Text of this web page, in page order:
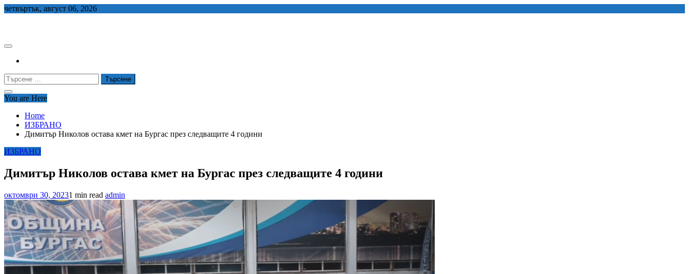
Skip
четвъртък, август 06, 2026
Търсене
за:
You are Here
Home
ИЗБРАНО
Димитър Николов остава кмет на Бургас през следващите 4 години
ИЗБРАНО
Димитър Николов остава кмет на Бургас през следващите 4 години
октомври 30, 20231 min read admin